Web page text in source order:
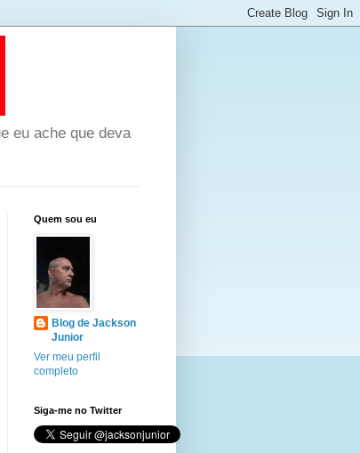
eu ache que deva
Quem sou eu
Blog de Jackson
Junior
Ver meu perfil
completo
Siga-me no Twitter